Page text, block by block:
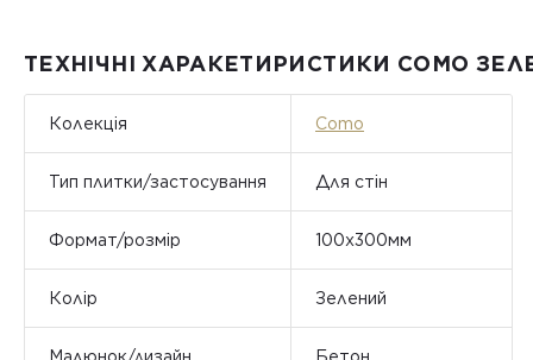
ТЕХНІЧНІ ХАРАКЕТИРИСТИКИ COMO
Колекція Como
Тип плитки/застосування Для стін
Формат/розмір 100x300мм
Колір Зелений